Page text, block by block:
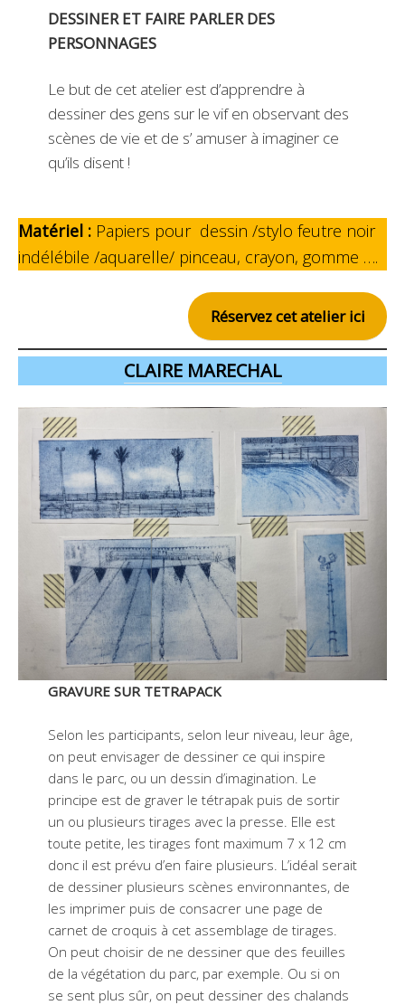
DESSINER ET FAIRE PARLER DES
PERSONNAGES
Le but de cet atelier est d’apprendre à
dessiner des gens sur le vif en observant des
scènes de vie et de s’ amuser à imaginer ce
qu’ils disent !
Matériel : Papiers pour dessin /stylo feutre noir
indélébile /aquarelle/ pinceau, crayon, gomme ….
Réservez cet atelier ici
CLAIRE MARECHAL
GRAVURE SUR TETRAPACK
Selon les participants, selon leur niveau, leur âge,
on peut envisager de dessiner ce qui inspire
dans le parc, ou un dessin d’imagination. Le
principe est de graver le tétrapak puis de sortir
un ou plusieurs tirages avec la presse. Elle est
toute petite, les tirages font maximum 7 x 12 cm
donc il est prévu d’en faire plusieurs. L’idéal serait
de dessiner plusieurs scènes environnantes, de
les imprimer puis de consacrer une page de
carnet de croquis à cet assemblage de tirages.
On peut choisir de ne dessiner que des feuilles
de la végétation du parc, par exemple. Ou si on
se sent plus sûr, on peut dessiner des chalands